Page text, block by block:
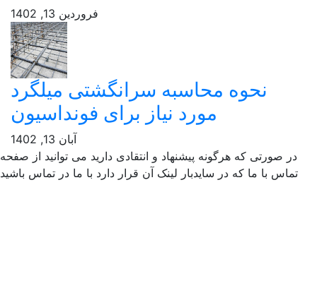
فروردین 13, 1402
نحوه محاسبه سرانگشتی میلگرد
مورد نیاز برای فونداسیون
صورتی که هرگونه پیشنهاد و انتقادی دارید می توانید از صفحه
با ما که در سایدبار لینک آن قرار دارد با ما در تماس باشید